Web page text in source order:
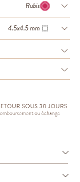
Rubis
4.5x4.5 mm